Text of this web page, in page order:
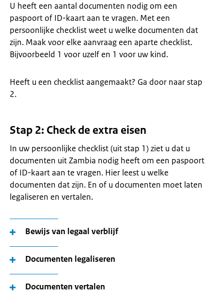
U heeft een aantal documenten nodig om een
paspoort of ID-kaart aan te vragen. Met een
persoonlijke checklist weet u welke documenten dat
zijn. Maak voor elke aanvraag een aparte checklist.
Bijvoorbeeld 1 voor uzelf en 1 voor uw kind.
Heeft u een checklist aangemaakt? Ga door naar stap
2.
Stap 2: Check de extra eisen
In uw persoonlijke checklist (uit stap 1) ziet u dat u
documenten uit Zambia nodig heeft om een paspoort
of ID-kaart aan te vragen. Hier leest u welke
documenten dat zijn. En of u documenten moet laten
legaliseren en vertalen.
Bewijs van legaal verblijf
Documenten legaliseren
Documenten vertalen